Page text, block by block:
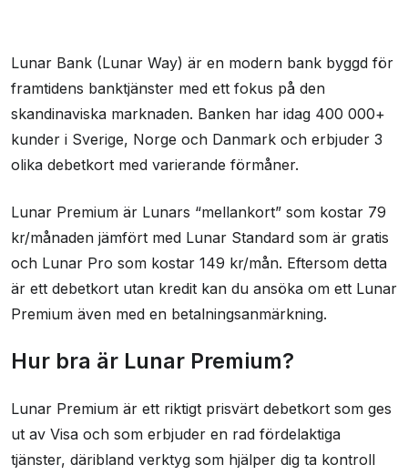
Nackdelar
Inget kreditutrymme
Apple Pay
Google Pay
Information
Betalnätverk visa
Effektiv ränta 0,00 %
Uttagsavgift
Reseförsäkring
Lunar Bank (Lunar Way) är en modern bank byggd för
framtidens banktjänster med ett fokus på den
skandinaviska marknaden. Banken har idag 400 000+
kunder i Sverige, Norge och Danmark och erbjuder 3
olika debetkort med varierande förmåner.
Lunar Premium är Lunars “mellankort” som kostar 79
kr/månaden jämfört med Lunar Standard som är gratis
och Lunar Pro som kostar 149 kr/mån. Eftersom detta
är ett debetkort utan kredit kan du ansöka om ett Lunar
Premium även med en betalningsanmärkning.
Hur bra är Lunar Premium?
Lunar Premium är ett riktigt prisvärt debetkort som ges
ut av Visa och som erbjuder en rad fördelaktiga
tjänster, däribland verktyg som hjälper dig ta kontroll